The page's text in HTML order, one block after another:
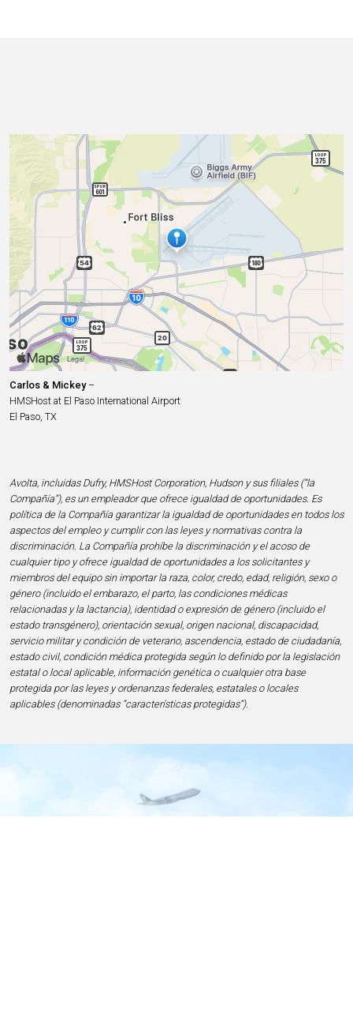
Carlos & Mickey–
HMSHost at El Paso International Airport
El Paso, TX
Avolta, incluidas Dufry, HMSHost Corporation, Hudson y sus filiales (“la
Compañía”), es un empleador que ofrece igualdad de oportunidades. Es
política de la Compañía garantizar la igualdad de oportunidades en todos los
aspectos del empleo y cumplir con las leyes y normativas contra la
discriminación. La Compañía prohíbe la discriminación y el acoso de
cualquier tipo y ofrece igualdad de oportunidades a los solicitantes y
miembros del equipo sin importar la raza, color, credo, edad, religión, sexo o
género (incluido el embarazo, el parto, las condiciones médicas
relacionadas y la lactancia), identidad o expresión de género (incluido el
estado transgénero), orientación sexual, origen nacional, discapacidad,
servicio militar y condición de veterano, ascendencia, estado de ciudadanía,
estado civil, condición médica protegida según lo definido por la legislación
estatal o local aplicable, información genética o cualquier otra base
protegida por las leyes y ordenanzas federales, estatales o locales
aplicables (denominadas “características protegidas”).